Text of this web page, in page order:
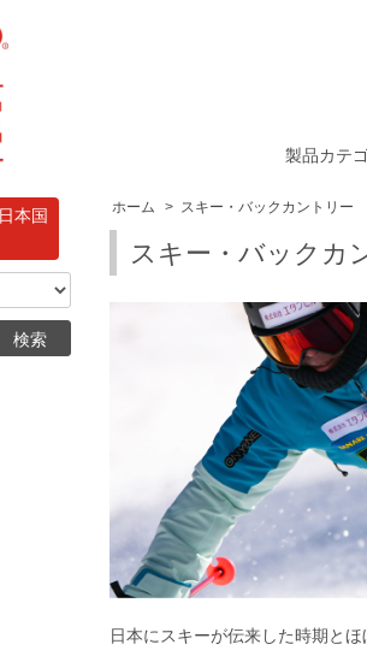
製品カテ
ホーム > スキー・バックカントリー
スキー・バックカ
日本にスキーが伝来した時期と
本国